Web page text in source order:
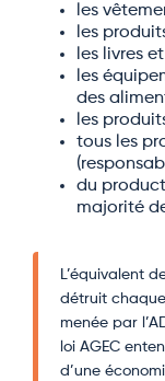
les
les
les livres
les
des
les
tous les
du
majorité
L’équivalent
détruit
menée par
loi AGEC
d’une